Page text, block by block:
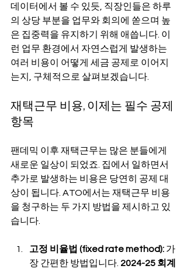
데이터에서 볼 수 있듯, 직장인들은 하루
의 상당 부분을 업무와 회의에 쏟으며 높
은 집중력을 유지하기 위해 애씁니다. 이
런 업무 환경에서 자연스럽게 발생하는
여러 비용이 어떻게 세금 공제로 이어지
는지, 구체적으로 살펴보겠습니다.
재택근무 비용, 이제는 필수 공제
항목
팬데믹 이후 재택근무는 많은 분들에게
새로운 일상이 되었죠. 집에서 일하면서
추가로 발생하는 비용은 당연히 공제 대
상이 됩니다. ATO에서는 재택근무 비용
을 청구하는 두 가지 방법을 제시하고 있
습니다.
고정 비율법 (fixed rate method): 가
장 간편한 방법입니다. 2024-25 회계